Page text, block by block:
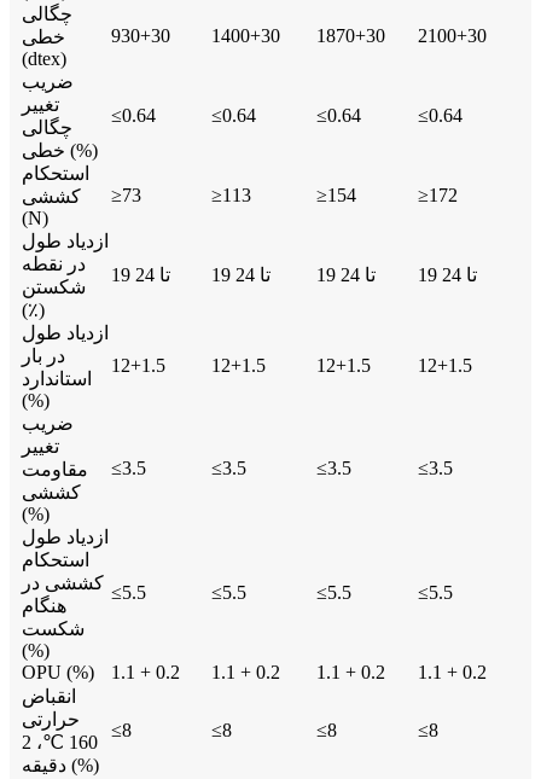
چگالی
خطی
(dtex)
930+30 1400+30 1870+30 2100+30
ضریب
تغییر
چگالی
خطی (%)
≤0.64 ≤0.64 ≤0.64 ≤0.64
استحکام
کششی
(N)
≥73 ≥113 ≥154 ≥172
ازدیاد طول
در نقطه
شکستن
(٪)
19 تا 24 19 تا 24 19 تا 24 19 تا 24
ازدیاد طول
در بار
استاندارد
(%)
12+1.5 12+1.5 12+1.5 12+1.5
ضریب
تغییر
مقاومت
کششی
(%)
≤3.5 ≤3.5 ≤3.5 ≤3.5
ازدیاد طول
استحکام
کششی در
هنگام
شکست
(%)
≤5.5 ≤5.5 ≤5.5 ≤5.5
OPU (%) 1.1 + 0.2 1.1 + 0.2 1.1 + 0.2
1.1 + 0.2
انقباض
حرارتی
160 ℃، 2
دقیقه (%)
≤8 ≤8 ≤8 ≤8